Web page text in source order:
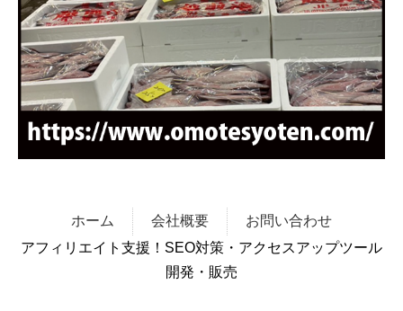
ホーム 会社概要
お問い合わせ
アフィリエイト支援！SEO対策・アクセスアップツール
開発・販売